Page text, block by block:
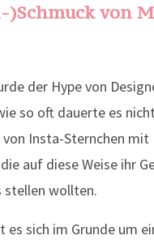
)Schmuck von
der Hype von
so oft dauerte es
Insta-Sternchen mit
auf diese Weise ihr
stellen wollten.
es sich im Grunde um